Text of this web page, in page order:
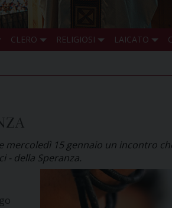
CLERO RELIGIOSI LAICATO
mercoledì 15 gennaio un incontro
- della Speranza.